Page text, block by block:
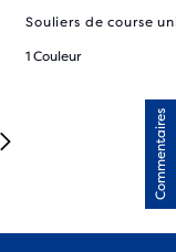
Souliers de course
1 Couleur
Commentaires